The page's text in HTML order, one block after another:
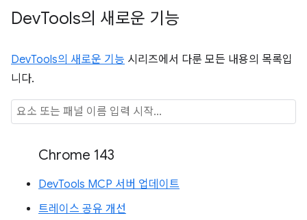
DevTools의 새로운 기능
DevTools의 새로운 기능 시리즈에서 다룬 모든 내용의 목록입
니다.
Chrome 143
DevTools MCP 서버 업데이트
트레이스 공유 개선